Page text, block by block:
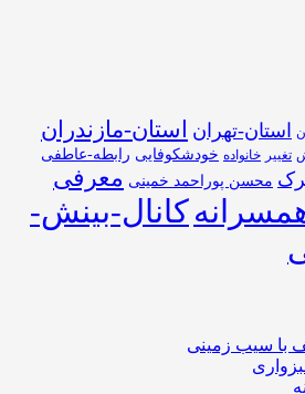
استان-تهران استان-مازندران
تغییر خانواده خودشکوفایی رابطه-عاطفی
محسن پوراحمد خمینی معرفی
کانال-بینش-